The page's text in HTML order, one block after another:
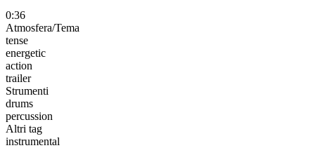
0:36
Atmosfera/Tema
tense
energetic
action
trailer
Strumenti
drums
percussion
Altri tag
instrumental